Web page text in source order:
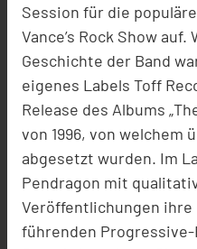
Session für die
Vance’s Rock Show
Geschichte der Band
eigenes Labels Toff
Release des Albums
von 1996, von welchem
abgesetzt wurden. Im
Pendragon mit
Veröffentlichungen
führenden Progressive-